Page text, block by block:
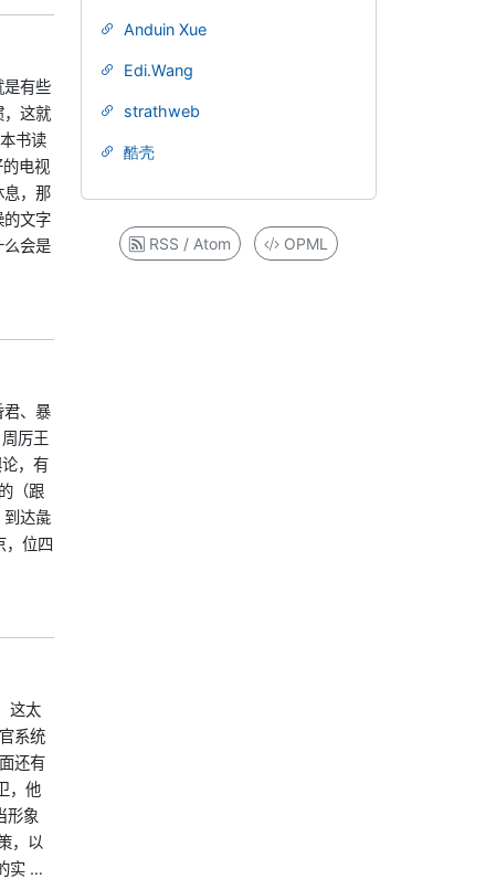
是有些
，这就
书读
电视
息，那
的文字
么会是
君、暴
厉王
，有
（跟
达彘
，位四
这太
系统
还有
，他
形象
，以
实 …
Anduin Xue
Edi.Wang
strathweb
酷壳
RSS / Atom OPML